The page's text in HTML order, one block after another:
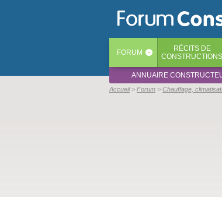
FORUM ‹ RÉCITS DE
CONSTRUCTIONS
ANNUAIRE
Accueil Forum Chauffage,